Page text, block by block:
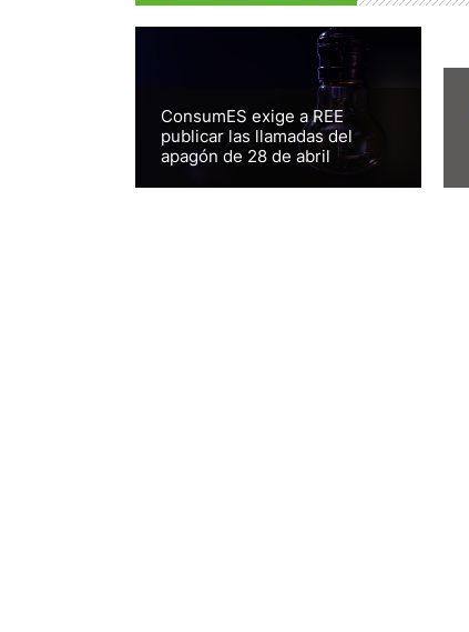
ConsumES exige a REE
publicar las llamadas del
apagón de 28 de abril